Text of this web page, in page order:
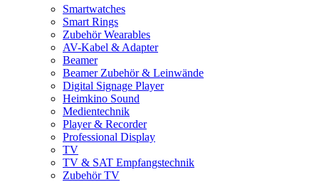
Smartwatches
Smart Rings
Zubehör Wearables
AV-Kabel & Adapter
Beamer
Beamer Zubehör & Leinwände
Digital Signage Player
Heimkino Sound
Medientechnik
Player & Recorder
Professional Display
TV
TV & SAT Empfangstechnik
Zubehör TV